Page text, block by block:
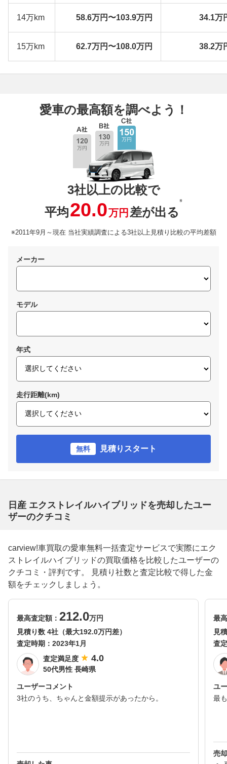
14万km 58.6万円〜103.9万円 34.1万
15万km 62.7万円〜108.0万円 38.2万
愛車の最高額を調べよう！
3社以上の比較で
平均20.0万円 差が出る
※
※2011年9月～現在 当社実績調査による3社以上見積り比較の平均差額
メーカー
モデル
年式
走行距離(km)
無料 見積りスタート
日産 エクストレイルハイブリッドを売却したユー
ザーのクチコミ
carview!車買取の愛車無料一括査定サービスで実際にエク
ストレイルハイブリッドの買取価格を比較したユーザーの
クチコミ・評判です。 見積り社数と査定比較で得した金
額をチェックしましょう。
最高査定額： 212.0万円
見積り数 4社（最大192.0万円差）
査定時期： 2023年1月
査定満足度
4.0
50代男性 長崎県
ユーザーコメント
3社のうち、ちゃんと金額提示があったから。
最
見
査
ユ
最
売